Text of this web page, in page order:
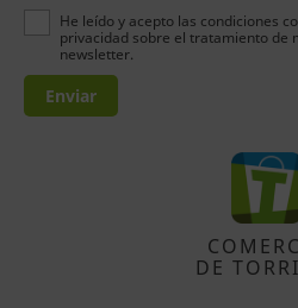
He leído y acepto las condiciones
privacidad sobre el tratamiento de
newsletter.
Enviar
DE